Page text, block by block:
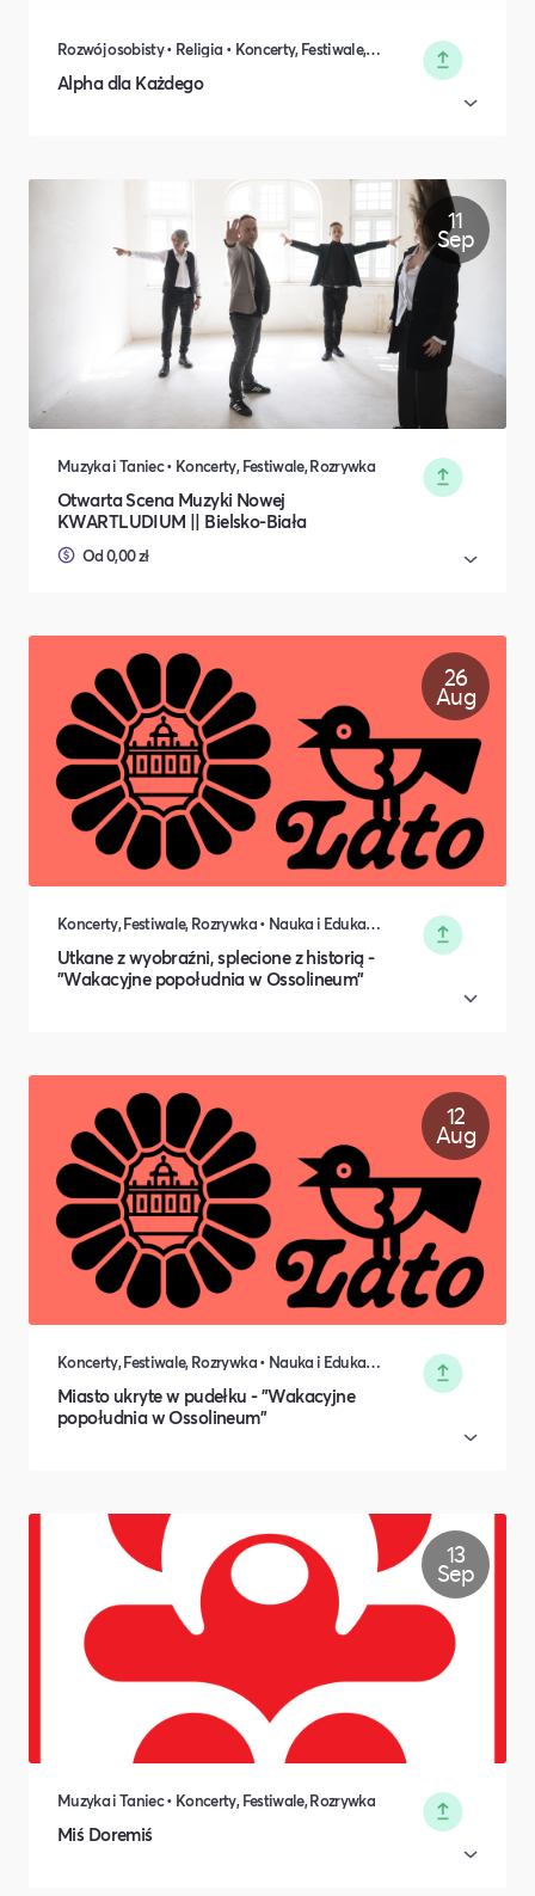
Rozwój osobisty • Religia • Koncerty, Festiwale, Rozrywka • Polityka i Gospodarka
Alpha dla Każdego
11
Sep
Muzyka i Taniec • Koncerty, Festiwale, Rozrywka
Otwarta Scena Muzyki Nowej
KWARTLUDIUM || Bielsko-Biała
Od 0,00 zł
26
Aug
Koncerty, Festiwale, Rozrywka • Nauka i Edukacja • Rodzina i relacje międzyludzkie • Rozwój osobisty • Kultura i Sztuka
Utkane z wyobraźni, splecione z historią -
"Wakacyjne popołudnia w Ossolineum​"
12
Aug
Koncerty, Festiwale, Rozrywka • Nauka i Edukacja • Rodzina i relacje międzyludzkie • Rozwój osobisty • Kultura i Sztuka
Miasto ukryte w pudełku - "Wakacyjne
popołudnia w Ossolineum​"
13
Sep
Muzyka i Taniec • Koncerty, Festiwale, Rozrywka
Miś Doremiś